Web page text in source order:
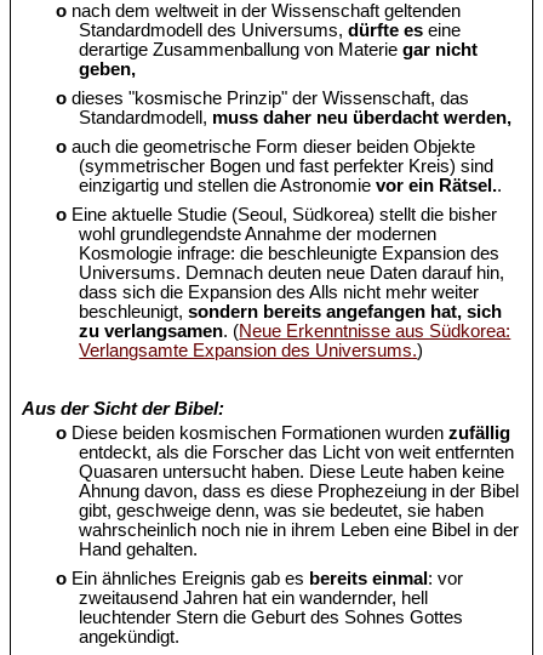
o nach dem weltweit in der Wissenschaft geltenden
Standardmodell des Universums,dürfte eseine
derartige Zusammenballung von Materiegar nicht
geben,
o dieses "kosmische Prinzip" der Wissenschaft, das
Standardmodell, muss daher neu überdacht werden,
o auch die geometrische Form dieser beiden Objekte
(symmetrischer Bogen und fast perfekter Kreis) sind
einzigartig und stellen die Astronomievor ein Rätsel..
o Eine aktuelle Studie (Seoul, Südkorea) stellt die bisher
wohl grundlegendste Annahme der modernen
Kosmologie infrage: die beschleunigte Expansion des
Universums. Demnach deuten neue Daten darauf hin,
dass sich die Expansion des Alls nicht mehr weiter
beschleunigt,sondern bereits angefangen hat, sich
zu verlangsamen. (Neue Erkenntnisse aus Südkorea:
Verlangsamte Expansion des Universums.)
Aus der Sicht der Bibel:
o Diese beiden kosmischen Formationen wurdenzufällig
entdeckt, als die Forscher das Licht von weit entfernten
Quasaren untersucht haben. Diese Leute haben keine
Ahnung davon, dass es diese Prophezeiung in der Bibel
gibt, geschweige denn, was sie bedeutet, sie haben
wahrscheinlich noch nie in ihrem Leben eine Bibel in der
Hand gehalten.
o Ein ähnliches Ereignis gab es bereits einmal : vor
zweitausend Jahren hat ein wandernder, hell
leuchtender Stern die Geburt des Sohnes Gottes
angekündigt.